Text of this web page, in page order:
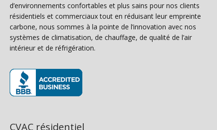
d’environnements confortables et plus sains pour nos clients
résidentiels et commerciaux tout en réduisant leur empreinte
carbone, nous sommes à la pointe de l’innovation avec nos
systèmes de climatisation, de chauffage, de qualité de l’air
intérieur et de réfrigération.
CVAC résidentiel